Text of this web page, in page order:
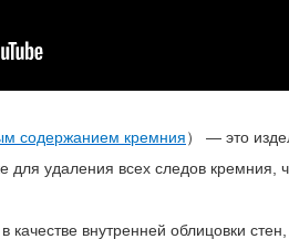
содержанием кремния） — это
для удаления всех следов
внутренней облицовки